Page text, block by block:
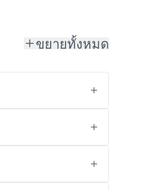
ขยายทั้งหมด